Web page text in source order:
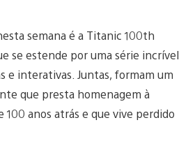
semana é a Titanic 100th
se estende por uma série incrível
e interativas. Juntas, formam um
que presta homenagem à
100 anos atrás e que vive perdido